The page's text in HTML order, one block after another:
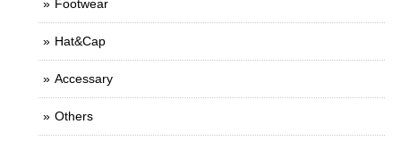
Footwear
Hat&Cap
Accessary
Others